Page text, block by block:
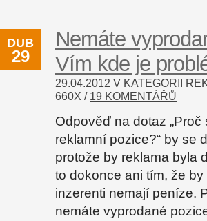
DUB
29
Nemáte
Vím kde je
29.04.2012 V KATEGORII
660X / 19 KOMENTÁŘŮ
Odpověď na dotaz
reklamní pozice?“ by se
protože by reklama byla
to dokonce ani tím, že
inzerenti nemají peníze.
nemáte vyprodané